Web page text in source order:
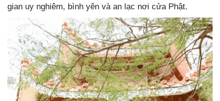
gian uy nghiêm, bình yên và an lạc nơi cửa Phật.